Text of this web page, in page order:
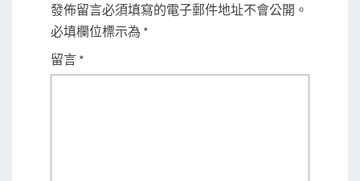
發佈留言必須填寫的電子郵件地址不會公開。
必填欄位標示為 *
留言 *